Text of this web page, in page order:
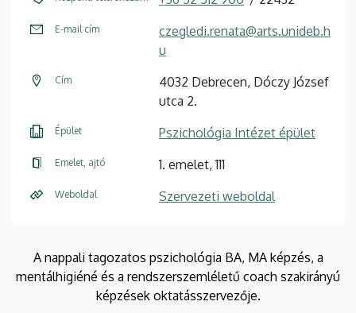
E-mail cím
czegledi.renata@arts.unideb.h
u
Cím
4032 Debrecen, Dóczy József
utca 2.
Épület Pszichológia Intézet épület
Emelet, ajtó 1. emelet, 111
Weboldal Szervezeti weboldal
A nappali tagozatos pszichológia BA, MA képzés, a
mentálhigiéné és a rendszerszemléletű coach szakirányú
képzések oktatásszervezője.